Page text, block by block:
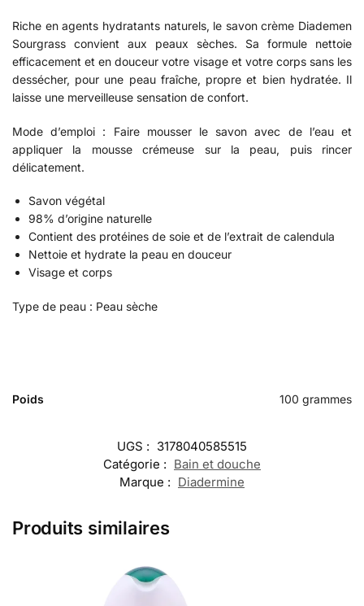
Riche en agents hydratants naturels, le savon crème Diademen
Sourgrass convient aux peaux sèches. Sa formule nettoie
efficacement et en douceur votre visage et votre corps sans les
dessécher, pour une peau fraîche, propre et bien hydratée. Il
laisse une merveilleuse sensation de confort.
Mode d’emploi : Faire mousser le savon avec de l’eau et
appliquer la mousse crémeuse sur la peau, puis rincer
délicatement.
Savon végétal
98% d’origine naturelle
Contient des protéines de soie et de l’extrait de calendula
Nettoie et hydrate la peau en douceur
Visage et corps
Type de peau : Peau sèche
Poids 100 grammes
UGS : 3178040585515
Catégorie : Bain et douche
Marque : Diadermine
Produits similaires